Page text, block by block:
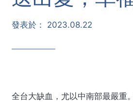
發表於： 2023.08.22
全台大缺血，尤以中南部最嚴重